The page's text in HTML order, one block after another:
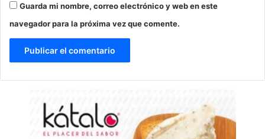
Guarda mi nombre, correo electrónico y web en este
navegador para la próxima vez que comente.